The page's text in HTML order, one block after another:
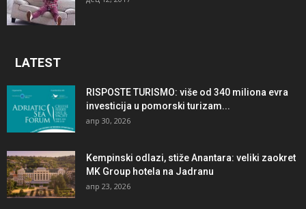
LATEST
RISPOSTE TURISMO: više od 340 miliona evra
investicija u pomorski turizam...
апр 30, 2026
Kempinski odlazi, stiže Anantara: veliki zaokret
MK Group hotela na Jadranu
апр 23, 2026